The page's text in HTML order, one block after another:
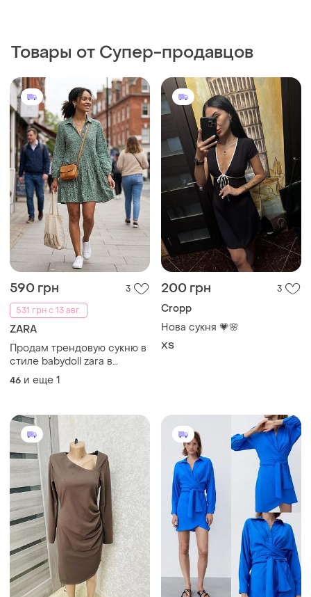
Товары от Супер-продавцов
590 грн
3
531 грн с 13 авг.
ZARA
Продам трендовую сукню в
стиле babydoll zara в
цветочный принт р.46-48
46 и еще 1
200 грн 3
Cropp
Нова сукня 💗🌸
ХS